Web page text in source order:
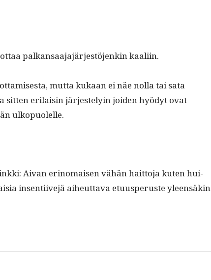
palka­nsaa­ja­jär­jestö­jenkin kaaliin.
mut­ta kukaan ei näe nol­la tai sata
sit­ten eri­laisin jär­jeste­lyin joiden hyödyt ovat
ulkopuolelle.
Aivan eri­no­maisen vähän hait­to­ja kuten hui­
insen­ti­ive­jä aiheut­ta­va etu­us­pe­ruste yleen­säkin